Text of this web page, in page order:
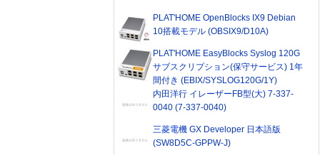
PLAT'HOME OpenBlocks IX9 Debian
10搭載モデル (OBSIX9/D10A)
PLAT'HOME EasyBlocks Syslog 120G
サブスクリプション(保守サービス) 1年
間付き (EBIX/SYSLOG120G/1Y)
内田洋行 イレーザーFB型(大) 7-337-
0040 (7-337-0040)
三菱電機 GX Developer 日本語版
(SW8D5C-GPPW-J)